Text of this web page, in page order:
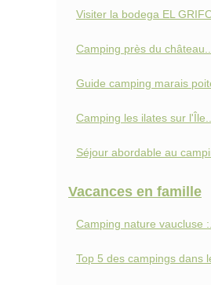
Visiter la bodega EL GRIFO
Camping près du château...
Guide camping marais
Camping les ilates sur l'Île...
Séjour abordable au
Vacances en famille
Camping nature vaucluse
Top 5 des campings dans